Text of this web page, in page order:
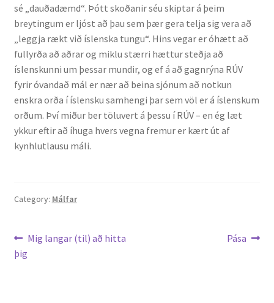
sé „dauðadæmd“. Þótt skoðanir séu skiptar á þeim
breytingum er ljóst að þau sem þær gera telja sig vera að
„leggja rækt við íslenska tungu“. Hins vegar er óhætt að
fullyrða að aðrar og miklu stærri hættur steðja að
íslenskunni um þessar mundir, og ef á að gagnrýna RÚV
fyrir óvandað mál er nær að beina sjónum að notkun
enskra orða í íslensku samhengi þar sem völ er á íslenskum
orðum. Því miður ber töluvert á þessu í RÚV – en ég læt
ykkur eftir að íhuga hvers vegna fremur er kært út af
kynhlutlausu máli.
Category: Málfar
Leiðarkerfi
færslu
Previous
Mig langar (til) að hitta
þig
Next
Pása